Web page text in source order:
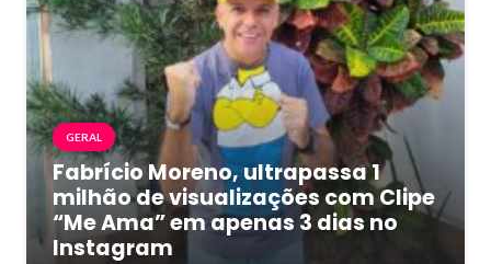
GERAL
Fabrício Moreno, ultrapassa 1
milhão de visualizações com Clipe
“Me Ama” em apenas 3 dias no
Instagram